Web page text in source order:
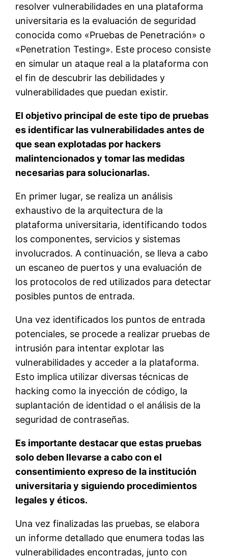
resolver vulnerabilidades en una plataforma
universitaria es la evaluación de seguridad
conocida como «Pruebas de Penetración» o
«Penetration Testing». Este proceso consiste
en simular un ataque real a la plataforma con
el fin de descubrir las debilidades y
vulnerabilidades que puedan existir.
El objetivo principal de este tipo de pruebas
es identificar las vulnerabilidades antes de
que sean explotadas por hackers
malintencionados y tomar las medidas
necesarias para solucionarlas.
En primer lugar, se realiza un análisis
exhaustivo de la arquitectura de la
plataforma universitaria, identificando todos
los componentes, servicios y sistemas
involucrados. A continuación, se lleva a cabo
un escaneo de puertos y una evaluación de
los protocolos de red utilizados para detectar
posibles puntos de entrada.
Una vez identificados los puntos de entrada
potenciales, se procede a realizar pruebas de
intrusión para intentar explotar las
vulnerabilidades y acceder a la plataforma.
Esto implica utilizar diversas técnicas de
hacking como la inyección de código, la
suplantación de identidad o el análisis de la
seguridad de contraseñas.
Es importante destacar que estas pruebas
solo deben llevarse a cabo con el
consentimiento expreso de la institución
universitaria y siguiendo procedimientos
legales y éticos.
Una vez finalizadas las pruebas, se elabora
un informe detallado que enumera todas las
vulnerabilidades encontradas, junto con